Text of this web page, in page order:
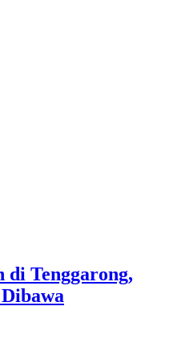
di Tenggarong,